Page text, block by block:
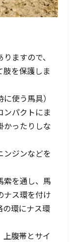
ますので、
肢を保護しま
使う馬具）
ンパクトにま
かったりしな
ンジンなどを
索を通し、馬
ナス環を付け
の環にナス環
腹帯とサイ